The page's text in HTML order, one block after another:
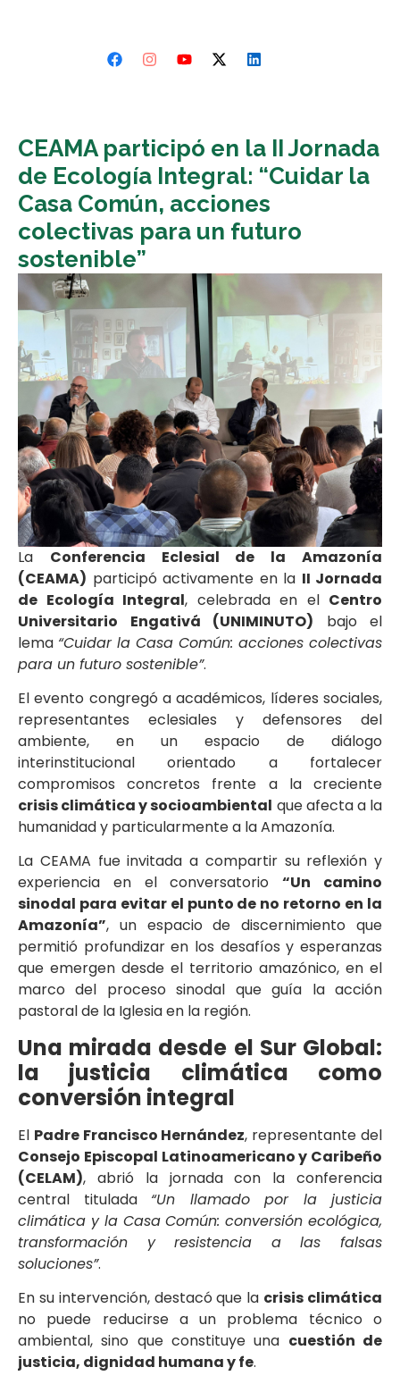
CEAMA participó en la II Jornada
de Ecología Integral: “Cuidar la
Casa Común, acciones
colectivas para un futuro
sostenible”
La Conferencia Eclesial de la Amazonía
(CEAMA) participó activamente en la II Jornada
de Ecología Integral, celebrada en el Centro
Universitario Engativá (UNIMINUTO) bajo el
lema “Cuidar la Casa Común: acciones colectivas
para un futuro sostenible”.
El evento congregó a académicos, líderes sociales,
representantes eclesiales y defensores del
ambiente, en un espacio de diálogo
interinstitucional orientado a fortalecer
compromisos concretos frente a la creciente
crisis climática y socioambiental que afecta a la
humanidad y particularmente a la Amazonía.
La CEAMA fue invitada a compartir su reflexión y
experiencia en el conversatorio“Un camino
sinodal para evitar el punto de no retorno en la
Amazonía”, un espacio de discernimiento que
permitió profundizar en los desafíos y esperanzas
que emergen desde el territorio amazónico, en el
marco del proceso sinodal que guía la acción
pastoral de la Iglesia en la región.
Una mirada desde el Sur Global:
la justicia climática como
conversión integral
El Padre Francisco Hernández, representante del
Consejo Episcopal Latinoamericano y Caribeño
(CELAM), abrió la jornada con la conferencia
central titulada “Un llamado por la justicia
climática y la Casa Común: conversión ecológica,
transformación y resistencia a las falsas
soluciones”.
En su intervención, destacó que la crisis climática
no puede reducirse a un problema técnico o
ambiental, sino que constituye una cuestión de
justicia, dignidad humana y fe.